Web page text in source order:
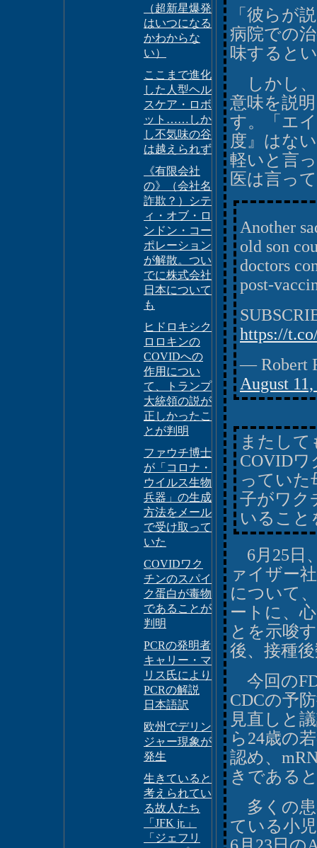
（超新星爆発
はいつになる
かわからな
い）
ここまで進化
した人型ヘル
スケア・ロボ
ット……しか
し不気味の谷
は越えられず
《有限会社
の》（会社名
詐欺？）シテ
ィ・オブ・ロ
ンドン・コー
ポレーション
が解散。つい
でに株式会社
日本について
も
ヒドロキシク
ロロキンの
COVIDへの
作用につい
て、トランプ
大統領の説が
正しかったこ
とが判明
ファウチ博士
が「コロナ・
ウイルス生物
兵器」の生成
方法をメール
で受け取って
いた
COVIDワク
チンのスパイ
ク蛋白が毒物
であることが
判明
PCRの発明者
キャリー・マ
リス氏により
PCRの解説
日本語訳
欧州でデリン
ジャー現象が
発生
生きていると
考えられてい
る故人たち
「JFK jr.」
「ジェフリ
「彼らが
病院での
味すると
しかし、
意味を説
す。「エ
度』はな
軽いと言
医は言っ
Another
old son
doctors
post-
https://
— Robert
August
またして
COVID
ってい
子がワク
いること
6月25日
ァイザー
について
ートに、
とを示唆
後、接種
今回の
CDCの予
見直しと
ら24歳の
認め、
きである
多くの患
ている小